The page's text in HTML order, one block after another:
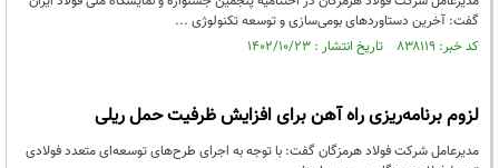
گفت: آخرین دستاوردهای بومی‌سازی و توسعه تکنولوژی ...
کد خبر: ۸۳۸۱۱۹ تاریخ انتشار : ۱۴۰۲/۱۰/۲۳
لزوم برنامه‌ریزی راه آهن برای افزایش ظرفیت حمل ریلی
مدیرعامل شرکت فولاد هرمزگان گفت: با توجه به اجرای طرح‌های توسعه‌ای متعدد فولادی